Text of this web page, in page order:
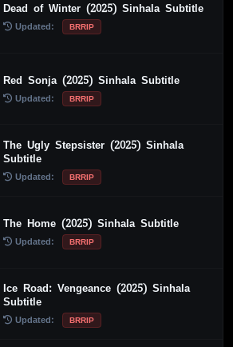
Dead of Winter (2025) Sinhala Subtitle
Updated: BRRIP
Red Sonja (2025) Sinhala Subtitle
Updated: BRRIP
The Ugly Stepsister (2025) Sinhala
Subtitle
Updated: BRRIP
The Home (2025) Sinhala Subtitle
Updated: BRRIP
Ice Road: Vengeance (2025) Sinhala
Subtitle
Updated: BRRIP